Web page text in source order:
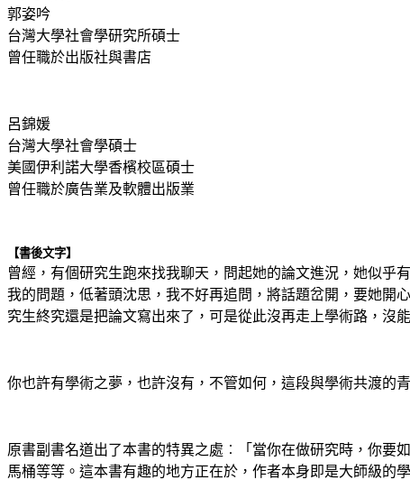
郭姿吟
台灣大學社會學研究所碩士
曾任職於出版社與書店
呂錦媛
台灣大學社會學碩士
美國伊利諾大學香檳校區碩士
曾任職於廣告業及軟體出版業
【書後文字】
曾經，有個研究生跑來找我聊天，問起她的論文進況，她似乎
我的問題，低著頭沈思，我不好再追問，將話題岔開，要她開
究生終究還是把論文寫出來了，可是從此沒再走上學術路，沒
你也許有學術之夢，也許沒有，不管如何，這段與學術共渡的
原書副書名道出了本書的特異之處︰「當你在做研究時，你要
馬桶等等。這本書有趣的地方正在於，作者本身即是大師級的